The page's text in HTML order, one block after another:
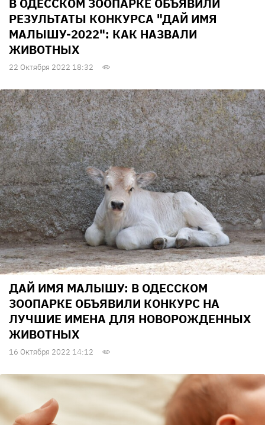
РЕЗУЛЬТАТЫ КОНКУРСА "ДАЙ ИМЯ
МАЛЫШУ-2022": КАК НАЗВАЛИ
ЖИВОТНЫХ
22 Октября 2022 18:32
ДАЙ ИМЯ МАЛЫШУ: В ОДЕССКОМ
ЗООПАРКЕ ОБЪЯВИЛИ КОНКУРС НА
ЛУЧШИЕ ИМЕНА ДЛЯ НОВОРОЖДЕННЫХ
ЖИВОТНЫХ
16 Октября 2022 14:12